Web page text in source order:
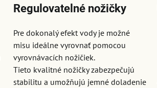
Regulovatelné nožičky
Pre dokonalý efekt vody je možné
misu ideálne vyrovnať pomocou
vyrovnávacích nožičiek.
Tieto kvalitné nožičky zabezpečujú
stabilitu a umožňujú jemné doladenie